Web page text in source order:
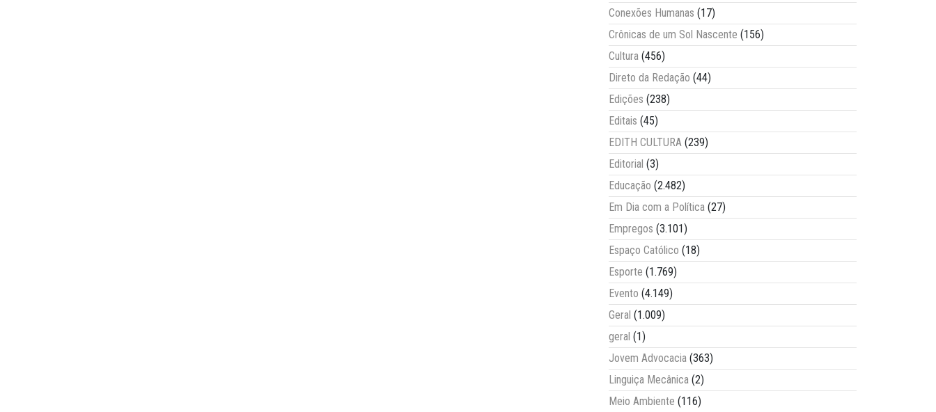
Conexões Humanas (17)
Crônicas de um Sol Nascente (156)
Cultura (456)
Direto da Redação (44)
Edições (238)
Editais (45)
EDITH CULTURA (239)
Editorial (3)
Educação (2.482)
Em Dia com a Política (27)
Empregos (3.101)
Espaço Católico (18)
Esporte (1.769)
Evento (4.149)
Geral (1.009)
geral (1)
Jovem Advocacia (363)
Linguiça Mecânica (2)
Meio Ambiente (116)